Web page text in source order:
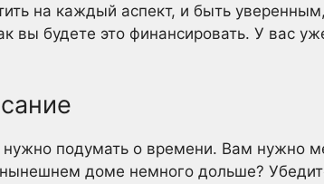
на каждый аспект, и быть
вы будете это финансировать. У вас
подумать о времени. Вам нужно
доме немного дольше?